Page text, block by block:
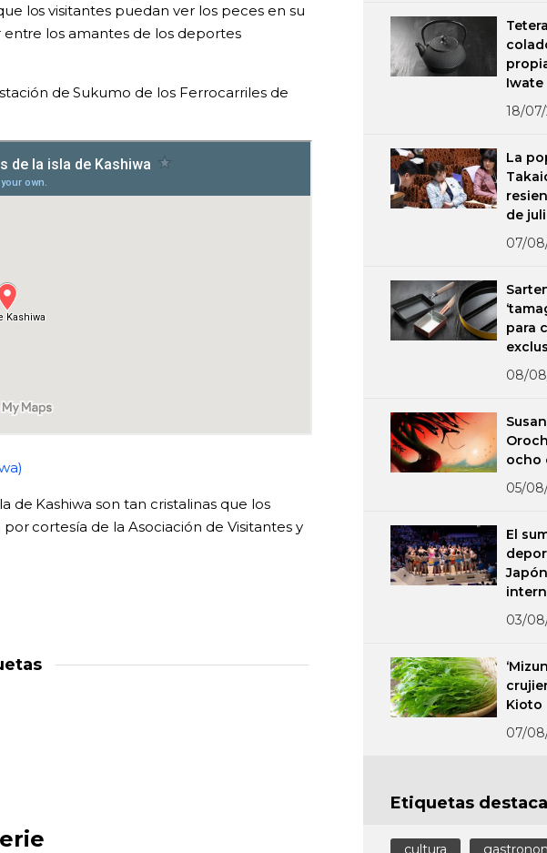
los visitantes puedan ver los peces en su
entre los amantes de los deportes
de Sukumo de los Ferrocarriles de
de Kashiwa son tan cristalinas que los
cortesía de la Asociación de Visitantes y
Iwate
18/
La
de
07/
para
08/
ocho
05/
El
03/
Kioto
07/
Etiquetas
cultura